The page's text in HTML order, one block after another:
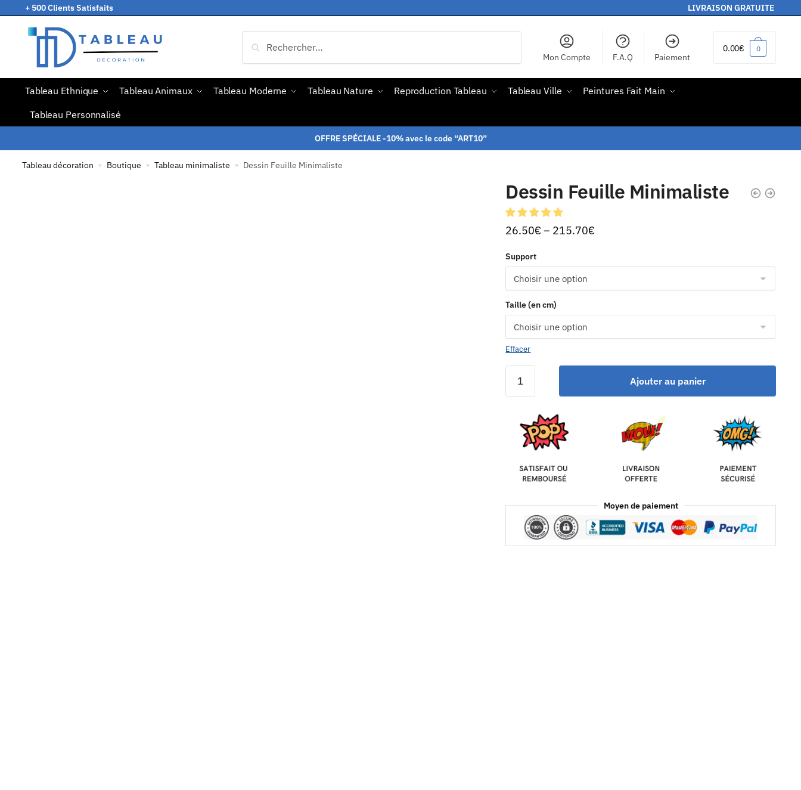
+ 500 Clients Satisfaits LIVRAISON GRATUITE
Mon Compte F.A.Q Paiement
0.00€ 0
Tableau Ethnique Tableau Animaux Tableau Moderne Tableau Nature Reproduction Tableau Tableau Ville
Peintures Fait Main
Tableau Personnalisé
OFFRE SPÉCIALE -10% avec le code “ART10”
Tableau décoration » Boutique » Tableau minimaliste » Dessin Feuille Minimaliste
Dessin Feuille Minimaliste
26.50€– 215.70€
Support
Taille (en cm)
Effacer
Ajouter au panier
Moyen de paiement